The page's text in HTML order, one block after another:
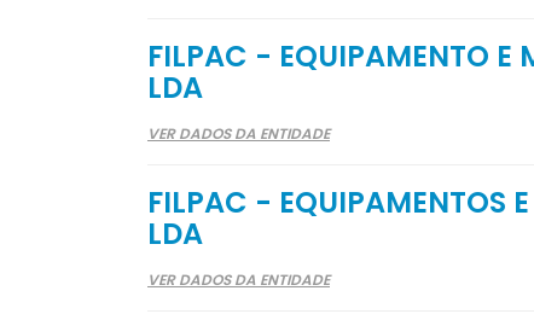
FILPAC - EQUIPAMENTO E
LDA
VER DADOS DA ENTIDADE
FILPAC - EQUIPAMENTOS
LDA
VER DADOS DA ENTIDADE